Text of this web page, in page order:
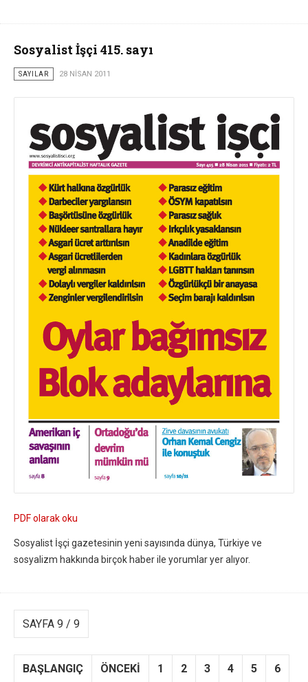
Sosyalist İşçi 415. sayı
SAYILAR 28 NISAN 2011
PDF olarak oku
Sosyalist İşçi gazetesinin yeni sayısında dünya, Türkiye ve
sosyalizm hakkında birçok haber ile yorumlar yer alıyor.
SAYFA 9 / 9
BAŞLANGIÇ ÖNCEKI 1 2 3 4 5 6